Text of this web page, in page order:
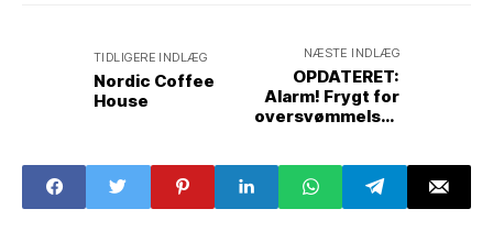
TIDLIGERE INDLÆG
Nordic Coffee
House
NÆSTE INDLÆG
OPDATERET:
Alarm! Frygt for
oversvømmelser
del af Fjordvej